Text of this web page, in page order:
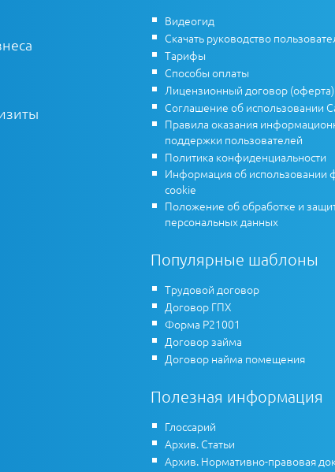
Видеогид
Скачать руководство
Тарифы
Способы оплаты
Лицензионный договор (оферта)
Соглашение об использовании
Правила оказания
поддержки пользователей
Политика конфиденциальности
Информация об использовании
cookie
Положение об обработке и
персональных данных
Популярные шаблоны
Трудовой договор
Договор ГПХ
Форма Р21001
Договор займа
Договор найма помещения
Полезная информация
Глоссарий
Архив. Статьи
Архив. Нормативно-правовая